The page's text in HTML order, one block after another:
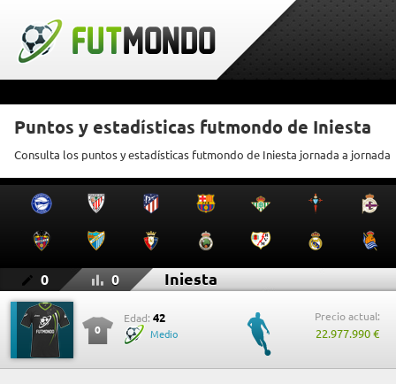
Puntos y estadísticas futmondo de Iniesta
Consulta los puntos y estadísticas futmondo de Iniesta jornada a jornada
0 0 Iniesta
0
Edad: 42
Medio
Precio actual:
22.977.990 €